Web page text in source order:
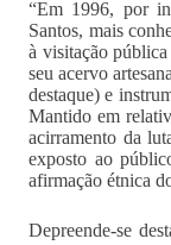
“Em 1996, por
Santos, mais
à visitação
seu acervo
destaque) e
Mantido em
acirramento da
exposto ao
afirmação étnica
Depreende-se